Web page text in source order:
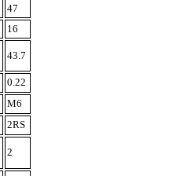
47
16
43.7
0.22
M6
2RS
2